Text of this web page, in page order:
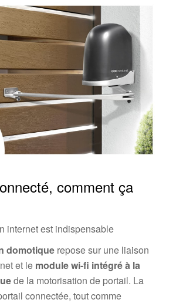
comment ça
internet est indispensable
domotique repose sur une liaison
et le module wi-fi intégré à la
de la motorisation de portail. La
connectée, tout comme